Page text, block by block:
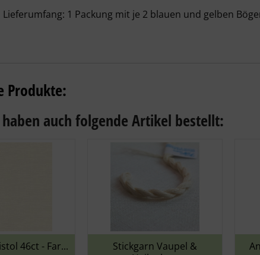
Lieferumfang: 1 Packung mit je 2 blauen und gelben
Produkte:
auch folgende Artikel bestellt:
Vaupel &
Anchor Sticktwist - 1010